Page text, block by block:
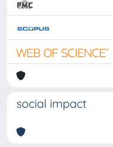
social impact